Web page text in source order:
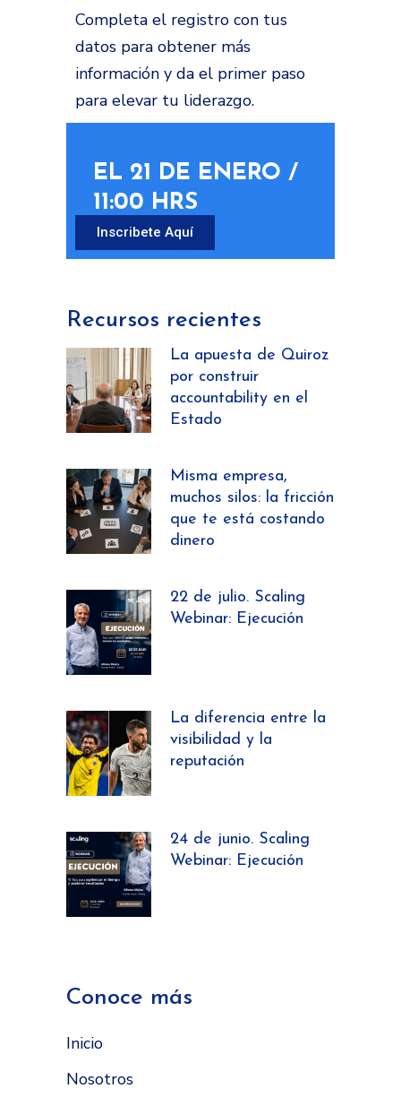
Completa el registro con tus
datos para obtener más
información y da el primer paso
para elevar tu liderazgo.
EL 21 DE ENERO /
11:00 HRS
Inscribete Aquí
Recursos recientes
La apuesta de Quiroz
por construir
accountability en el
Estado
Misma empresa,
muchos silos: la fricción
que te está costando
dinero
22 de julio. Scaling
Webinar: Ejecución
La diferencia entre la
visibilidad y la
reputación
24 de junio. Scaling
Webinar: Ejecución
Conoce más
Inicio
Nosotros